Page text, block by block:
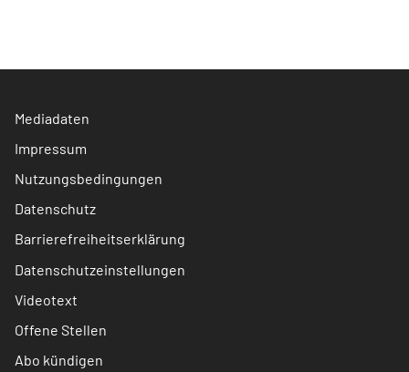
Mediadaten
Impressum
Nutzungsbedingungen
Datenschutz
Barrierefreiheitserklärung
Datenschutzeinstellungen
Videotext
Offene Stellen
Abo kündigen